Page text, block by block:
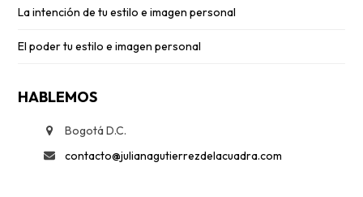
La intención de tu estilo e imagen personal
El poder tu estilo e imagen personal
HABLEMOS
Bogotá D.C.
contacto@julianagutierrezdelacuadra.com